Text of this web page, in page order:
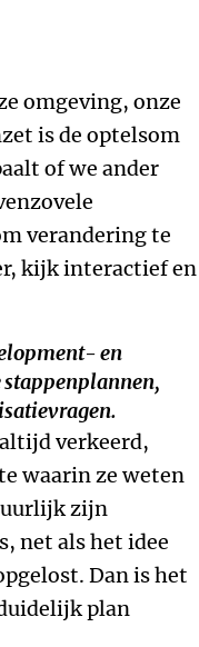
omgeving, onze
is de optelsom
of we ander
verandering te
kijk interactief en
en
verkeerd,
waarin ze weten
zijn
net als het idee
Dan is het
plan